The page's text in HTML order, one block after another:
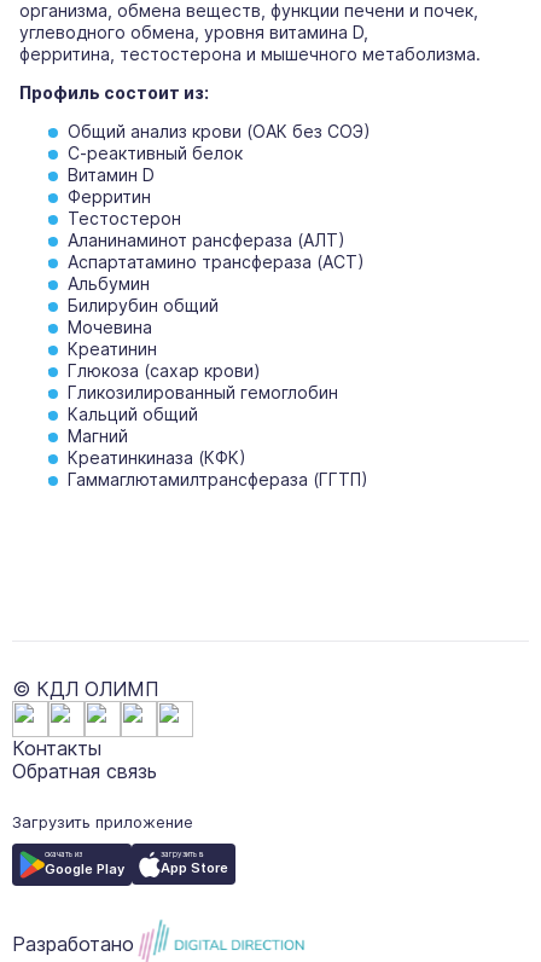
организма, обмена веществ, функции печени и почек,
углеводного обмена, уровня витамина D,
ферритина, тестостерона и мышечного метаболизма.
Профиль состоит из:
Общий анализ крови (ОАК без СОЭ)
С-реактивный белок
Витамин D
Ферритин
Тестостерон
Аланинаминот рансфераза (АЛТ)
Аспартатамино трансфераза (АСТ)
Альбумин
Билирубин общий
Мочевина
Креатинин
Глюкоза (сахар крови)
Гликозилированный гемоглобин
Кальций общий
Магний
Креатинкиназа (КФК)
Гаммаглютамилтрансфераза (ГГТП)
© КДЛ ОЛИМП
Контакты
Обратная связь
Загрузить приложение
скачать из
Google Play
загрузить в
App Store
Разработано